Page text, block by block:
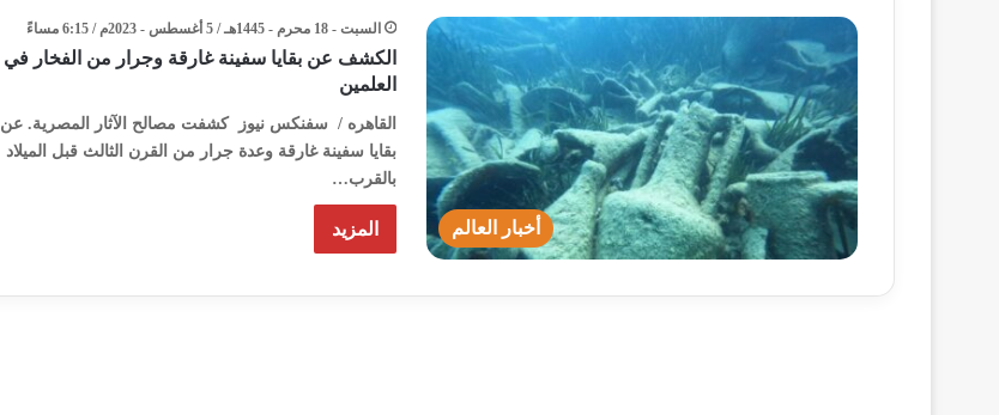
أخبار العالم
السبت - 18 محرم - 1445هـ / 5 أغسطس - 2023م / 6:15 مساءً
الكشف عن بقايا سفينة غارقة وجرار من الفخار في
العلمين
القاهره / سفنكس نيوز كشفت مصالح الآثار المصرية. عن
بقايا سفينة غارقة وعدة جرار من القرن الثالث قبل الميلاد
بالقرب…
المزيد